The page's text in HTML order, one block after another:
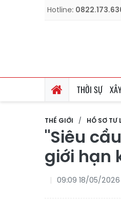
Hotline:
THỜI SỰ
THẾ GIỚI HỒ SƠ TƯ
"Siêu
giới hạn
09:09 18/05/2026